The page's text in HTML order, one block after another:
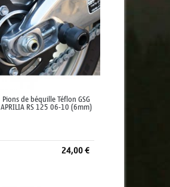
Pions de béquille Téflon GSG
APRILIA RS 125 06-10 (6mm)
24,00 €